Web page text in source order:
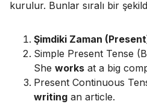
kurulur. Bunlar sıralı bir
Şimdiki Zaman
Simple Present Tense
She works at a big
Present Continuous
writing an article.